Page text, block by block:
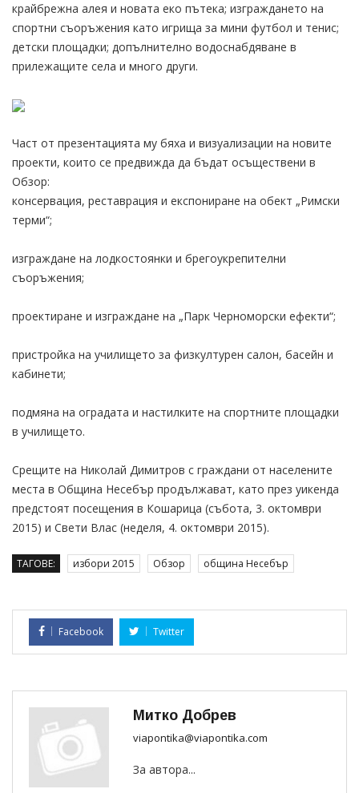
крайбрежна алея и новата еко пътека; изграждането на
спортни съоръжения като игрища за мини футбол и тенис;
детски площадки; допълнително водоснабдяване в
прилежащите села и много други.
Част от презентацията му бяха и визуализации на новите
проекти, които се предвижда да бъдат осъществени в
Обзор:
консервация, реставрация и експониране на обект „Римски
терми“;
изграждане на лодкостоянки и брегоукрепителни
съоръжения;
проектиране и изграждане на „Парк Черноморски ефекти“;
пристройка на училището за физкултурен салон, басейн и
кабинети;
подмяна на оградата и настилките на спортните площадки
в училището.
Срещите на Николай Димитров с граждани от населените
места в Община Несебър продължават, като през уикенда
предстоят посещения в Кошарица (събота, 3. октомври
2015) и Свети Влас (неделя, 4. октомври 2015).
ТАГОВЕ: избори 2015 Обзор община Несебър
Facebook Twitter
Митко Добрев
viapontika@viapontika.com
За автора...